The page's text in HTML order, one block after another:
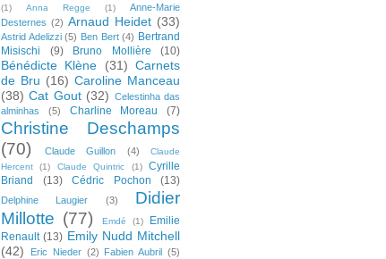
(1)
Anna Regge (1)
Anne-Marie
Desternes (2) Arnaud Heidet (33)
Astrid Adelizzi (5) Ben Bert (4) Bertrand
Misischi
(9) Bruno Mollière (10)
Bénédicte Klène (31) Carnets
de Bru (16) Caroline Manceau
(38) Cat Gout (32) Celestinha das
alminhas
(5) Charline Moreau (7)
Christine Deschamps
(70)
Claude Guillon (4)
Claude
Hercent
(1) Claude Quintric (1)
Cyrille
Briand
(13) Cédric Pochon (13)
Delphine Laugier (3)
Didier
Millotte (77) Emdé (1)
Emilie
Renault (13) Emily Nudd Mitchell
(42)
Eric Nieder (2) Fabien Aubril (5)